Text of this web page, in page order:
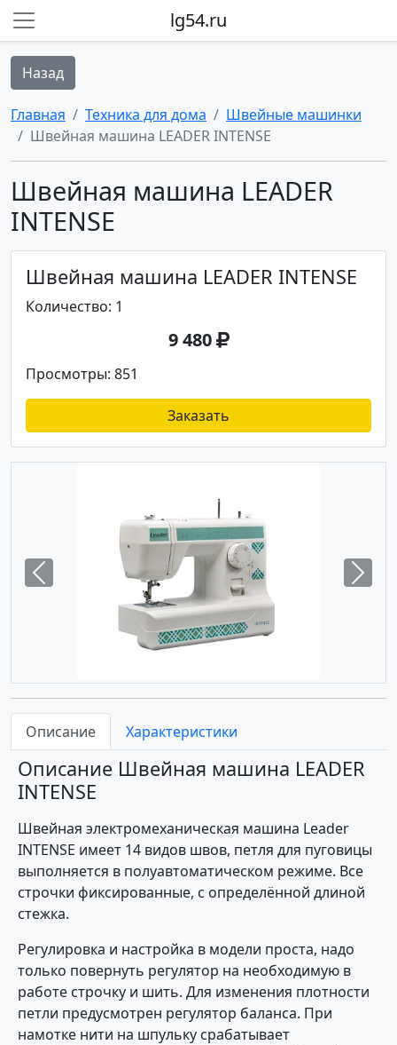
lg54.ru
Назад
Главная Техника для дома
Швейные машинки
Швейная машина LEADER INTENSE
Швейная машина LEADER
INTENSE
Previous Next
Швейная машина LEADER INTENSE
Количество: 1
9 480
Просмотры: 851
Заказать
Описание Характеристики
Описание Швейная машина LEADER
INTENSE
Швейная электромеханическая машина Leader
INTENSE имеет 14 видов швов, петля для пуговицы
выполняется в полуавтоматическом режиме. Все
строчки фиксированные, с определённой длиной
стежка.
Регулировка и настройка в модели проста, надо
только повернуть регулятор на необходимую в
работе строчку и шить. Для изменения плотности
петли предусмотрен регулятор баланса. При
намотке нити на шпульку срабатывает